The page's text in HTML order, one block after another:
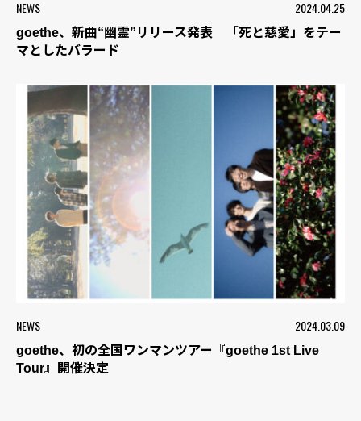
NEWS 2024.04.25
goethe、新曲“幽霊”リリース発表 「死と慈愛」をテー
マとしたバラード
NEWS 2024.03.09
goethe、初の全国ワンマンツアー『goethe 1st Live
Tour』開催決定